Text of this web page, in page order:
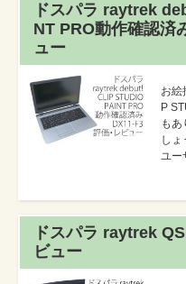
ドスパラ raytrek
NT PRO動作確認済
ュー
お絵
P
も
しょ
ユー
ドスパラ raytrek
ビュー